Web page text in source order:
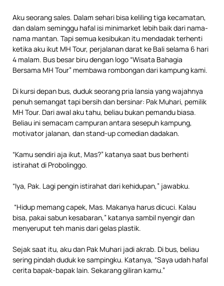
Aku seorang sales. Dalam sehari bisa keliling tiga kecamatan,
dan dalam seminggu hafal isi minimarket lebih baik dari nama-
nama mantan. Tapi semua kesibukan itu mendadak terhenti
ketika aku ikut MH Tour, perjalanan darat ke Bali selama 6 hari
4 malam. Bus besar biru dengan logo “Wisata Bahagia
Bersama MH Tour” membawa rombongan dari kampung kami.
Di kursi depan bus, duduk seorang pria lansia yang wajahnya
penuh semangat tapi bersih dan bersinar: Pak Muhari, pemilik
MH Tour. Dari awal aku tahu, beliau bukan pemandu biasa.
Beliau ini semacam campuran antara sesepuh kampung,
motivator jalanan, dan stand-up comedian dadakan.
“Kamu sendiri aja ikut, Mas?” katanya saat bus berhenti
istirahat di Probolinggo.
“Iya, Pak. Lagi pengin istirahat dari kehidupan,” jawabku.
“Hidup memang capek, Mas. Makanya harus dicuci. Kalau
bisa, pakai sabun kesabaran,” katanya sambil nyengir dan
menyeruput teh manis dari gelas plastik.
Sejak saat itu, aku dan Pak Muhari jadi akrab. Di bus, beliau
sering pindah duduk ke sampingku. Katanya, “Saya udah hafal
cerita bapak-bapak lain. Sekarang giliran kamu.”